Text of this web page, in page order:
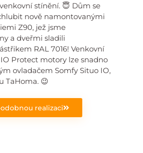
stínění. 😇 Dům se
nově namontovanými
Z90, jež jsme
a dveřmi sladili
RAL 7016! Venkovní
Protect motory lze snadno
ovladačem Somfy Situo IO,
TaHoma. 😉
realizaci